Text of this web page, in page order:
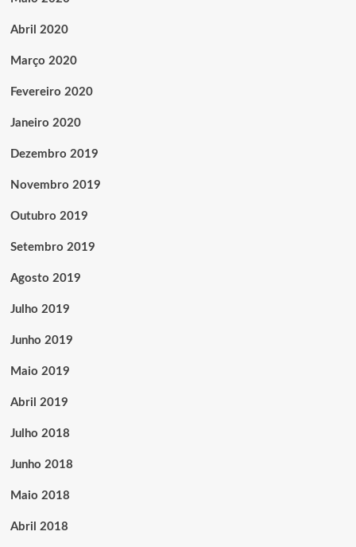
Abril 2020
Março 2020
Fevereiro 2020
Janeiro 2020
Dezembro 2019
Novembro 2019
Outubro 2019
Setembro 2019
Agosto 2019
Julho 2019
Junho 2019
Maio 2019
Abril 2019
Julho 2018
Junho 2018
Maio 2018
Abril 2018